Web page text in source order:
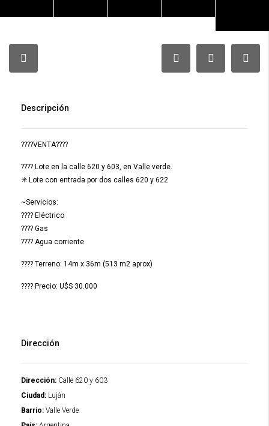
Descripción
????VENTA????
???? Lote en la calle 620 y 603, en Valle verde.
✳️ Lote con entrada por dos calles 620 y 622
~Servicios:
???? Eléctrico
???? Gas
???? Agua corriente
???? Terreno: 14m x 36m (513 m2 aprox)
???? Precio: U$S 30.000
Dirección
Dirección: Calle 620 y 603
Ciudad: Luján
Barrio: Valle Verde